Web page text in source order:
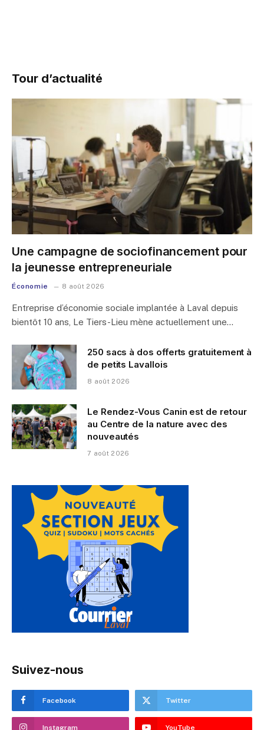
Tour d’actualité
Une campagne de sociofinancement pour
la jeunesse entrepreneuriale
Économie 8 août 2026
Entreprise d’économie sociale implantée à Laval depuis
bientôt 10 ans, Le Tiers-Lieu mène actuellement une…
250 sacs à dos offerts gratuitement à
de petits Lavallois
8 août 2026
Le Rendez-Vous Canin est de retour
au Centre de la nature avec des
nouveautés
7 août 2026
Suivez-nous
Facebook Twitter
Instagram YouTube